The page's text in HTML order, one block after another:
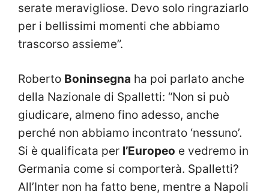
serate meravigliose. Devo solo ringraziarlo
per i bellissimi momenti che abbiamo
trascorso assieme”.
Roberto Boninsegna ha poi parlato anche
della Nazionale di Spalletti: “Non si può
giudicare, almeno fino adesso, anche
perché non abbiamo incontrato ‘nessuno’.
Si è qualificata per l’Europeo e vedremo in
Germania come si comporterà. Spalletti?
All’Inter non ha fatto bene, mentre a Napoli